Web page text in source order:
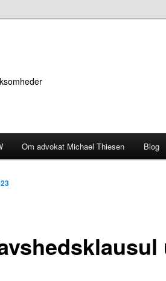
Om advokat Michael Thiesen Blog